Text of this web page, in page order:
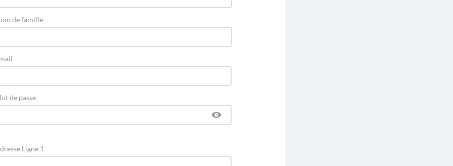
de famille
de passe
Ligne 1